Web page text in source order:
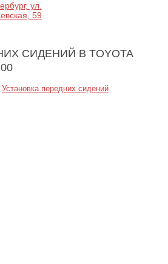
ул.
59
СИДЕНИЙ В TOYOTA
Установка передних сидений